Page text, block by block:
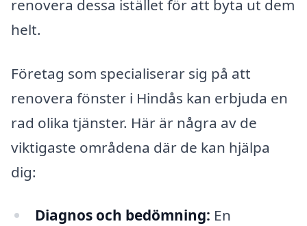
renovera dessa istället för att byta ut dem
helt.
Företag som specialiserar sig på att
renovera fönster i Hindås kan erbjuda en
rad olika tjänster. Här är några av de
viktigaste områdena där de kan hjälpa
dig:
Diagnos och bedömning: En